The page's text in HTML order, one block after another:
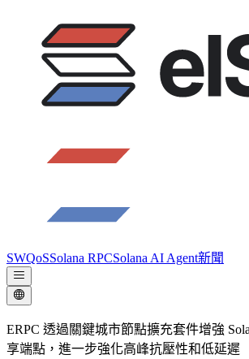
SWQoSSolana RPCSolana AI Agent新聞
ERPC 透過關鍵城市節點擴充套件增強
享端點，進一步強化高峰抗壓性和低延遲